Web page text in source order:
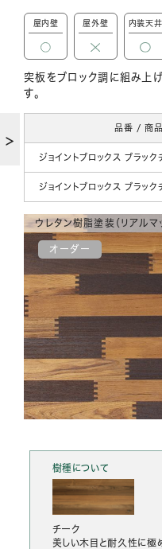
屋内壁 屋外壁 内装天井
突板をブロック調に組み上
す。
品番 / 商
ジョイントブロックス ブラック
ジョイントブロックス ブラック
ウレタン樹脂塗装（リアルマ
オーダー
樹種について
チーク
美しい木目と耐久性に極